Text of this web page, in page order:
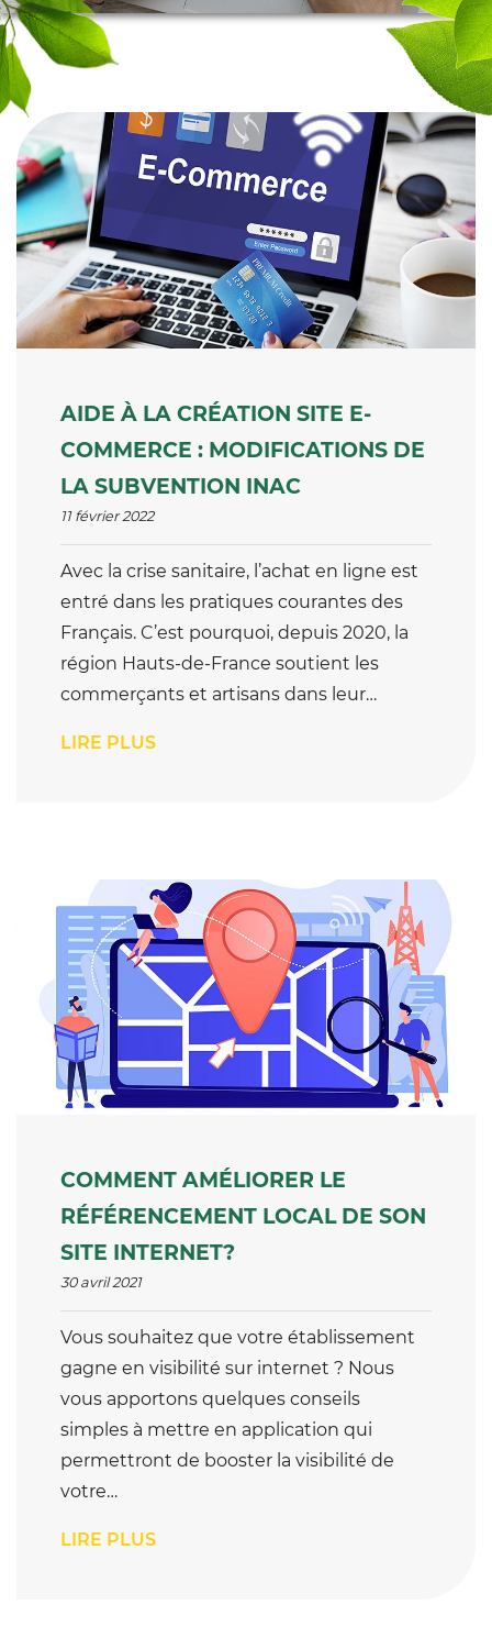
AIDE À LA CRÉATION SITE E-
COMMERCE : MODIFICATIONS DE
LA SUBVENTION INAC
11 février 2022
Avec la crise sanitaire, l’achat en ligne est
entré dans les pratiques courantes des
Français. C’est pourquoi, depuis 2020, la
région Hauts-de-France soutient les
commerçants et artisans dans leur…
LIRE PLUS
COMMENT AMÉLIORER LE
RÉFÉRENCEMENT LOCAL DE SON
SITE INTERNET?
30 avril 2021
Vous souhaitez que votre établissement
gagne en visibilité sur internet ? Nous
vous apportons quelques conseils
simples à mettre en application qui
permettront de booster la visibilité de
votre…
LIRE PLUS